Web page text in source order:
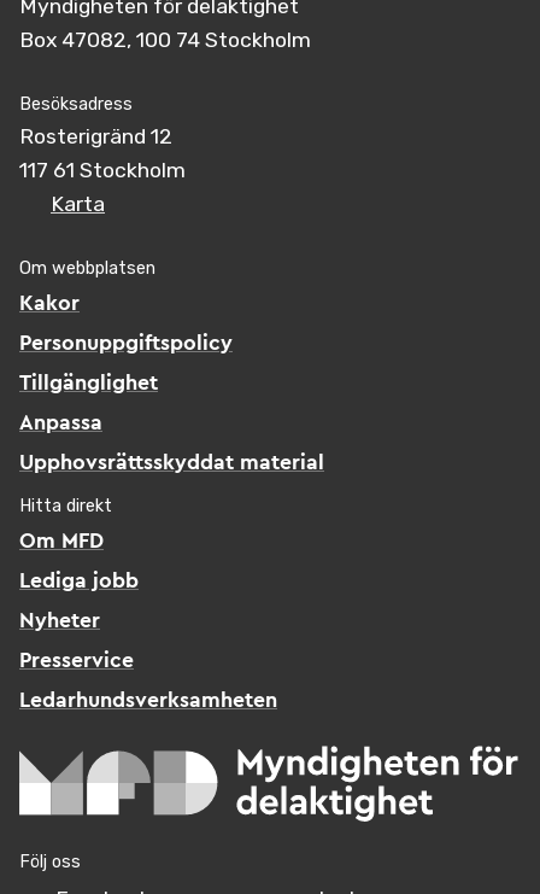
Myndigheten för delaktighet
Box 47082, 100 74 Stockholm
Besöksadress
Rosterigränd 12
117 61 Stockholm
Karta
Om webbplatsen
Kakor
Personuppgiftspolicy
Tillgänglighet
Anpassa
Upphovsrättsskyddat material
Hitta direkt
Om MFD
Lediga jobb
Nyheter
Presservice
Ledarhundsverksamheten
Följ oss